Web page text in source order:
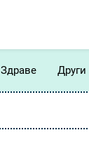
Здраве Други